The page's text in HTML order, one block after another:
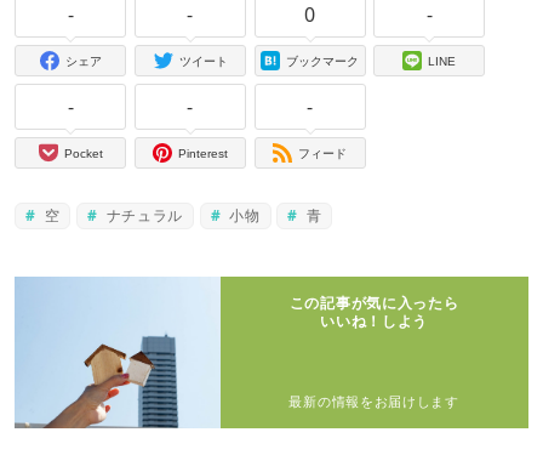
-
シェア
-
ツイート
0
ブックマーク
-
LINE
-
Pocket
-
Pinterest
-
フィード
空 ナチュラル 小物 青
この記事が気に入ったら
いいね！しよう
最新の情報をお届けします